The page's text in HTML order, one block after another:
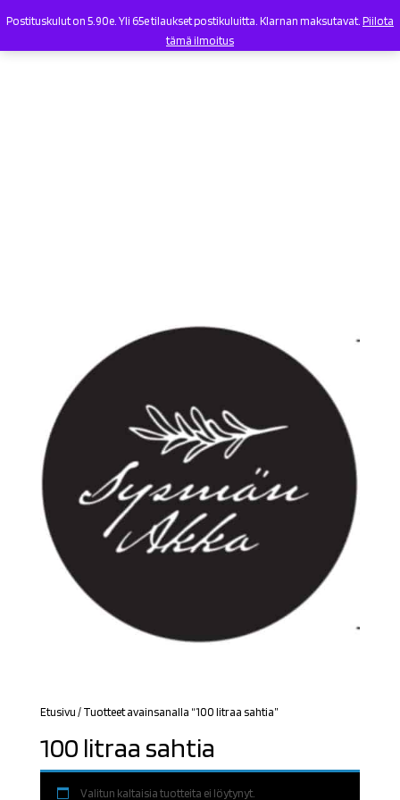
Postituskulut on 5.90e. Yli 65e tilaukset postikuluitta. Klarnan maksutavat. Piilota
tämä ilmoitus
Etusivu / Tuotteet avainsanalla “100 litraa sahtia”
100 litraa sahtia
Valitun kaltaisia tuotteita ei löytynyt.